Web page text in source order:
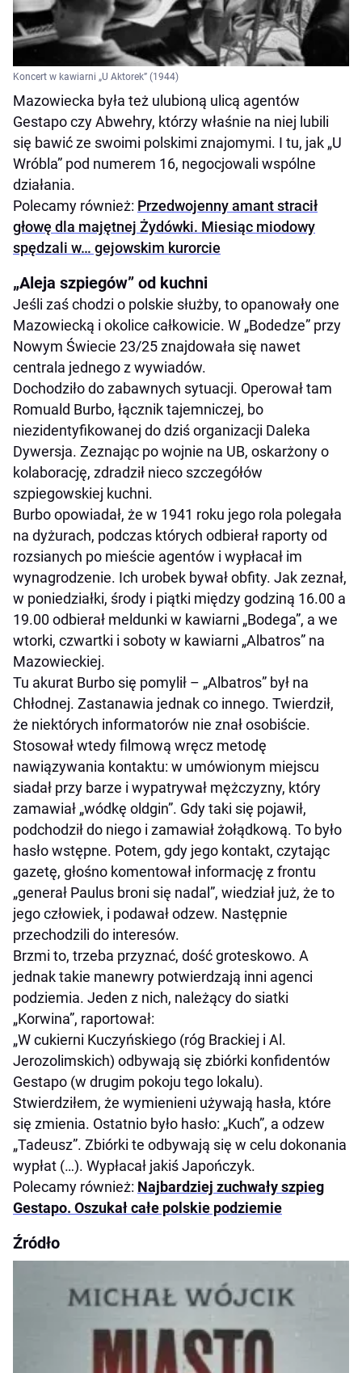
Koncert w kawiarni „U Aktorek” (1944)
Mazowiecka była też ulubioną ulicą agentów
Gestapo czy Abwehry, którzy właśnie na niej lubili
się bawić ze swoimi polskimi znajomymi. I tu, jak „U
Wróbla” pod numerem 16, negocjowali wspólne
działania.
Polecamy również: Przedwojenny amant stracił
głowę dla majętnej Żydówki. Miesiąc miodowy
spędzali w… gejowskim kurorcie
„Aleja szpiegów” od kuchni
Jeśli zaś chodzi o polskie służby, to opanowały one
Mazowiecką i okolice całkowicie. W „Bodedze” przy
Nowym Świecie 23/25 znajdowała się nawet
centrala jednego z wywiadów.
Dochodziło do zabawnych sytuacji. Operował tam
Romuald Burbo, łącznik tajemniczej, bo
niezidentyfikowanej do dziś organizacji Daleka
Dywersja. Zeznając po wojnie na UB, oskarżony o
kolaborację, zdradził nieco szczegółów
szpiegowskiej kuchni.
Burbo opowiadał, że w 1941 roku jego rola polegała
na dyżurach, podczas których odbierał raporty od
rozsianych po mieście agentów i wypłacał im
wynagrodzenie. Ich urobek bywał obfity. Jak zeznał,
w poniedziałki, środy i piątki między godziną 16.00 a
19.00 odbierał meldunki w kawiarni „Bodega”, a we
wtorki, czwartki i soboty w kawiarni „Albatros” na
Mazowieckiej.
Tu akurat Burbo się pomylił – „Albatros” był na
Chłodnej. Zastanawia jednak co innego. Twierdził,
że niektórych informatorów nie znał osobiście.
Stosował wtedy filmową wręcz metodę
nawiązywania kontaktu: w umówionym miejscu
siadał przy barze i wypatrywał mężczyzny, który
zamawiał „wódkę oldgin”. Gdy taki się pojawił,
podchodził do niego i zamawiał żołądkową. To było
hasło wstępne. Potem, gdy jego kontakt, czytając
gazetę, głośno komentował informację z frontu
„generał Paulus broni się nadal”, wiedział już, że to
jego człowiek, i podawał odzew. Następnie
przechodzili do interesów.
Brzmi to, trzeba przyznać, dość groteskowo. A
jednak takie manewry potwierdzają inni agenci
podziemia. Jeden z nich, należący do siatki
„Korwina”, raportował:
„W cukierni Kuczyńskiego (róg Brackiej i Al.
Jerozolimskich) odbywają się zbiórki konfidentów
Gestapo (w drugim pokoju tego lokalu).
Stwierdziłem, że wymienieni używają hasła, które
się zmienia. Ostatnio było hasło: „Kuch”, a odzew
„Tadeusz”. Zbiórki te odbywają się w celu dokonania
wypłat (…). Wypłacał jakiś Japończyk.
Polecamy również: Najbardziej zuchwały szpieg
Gestapo. Oszukał całe polskie podziemie
Źródło